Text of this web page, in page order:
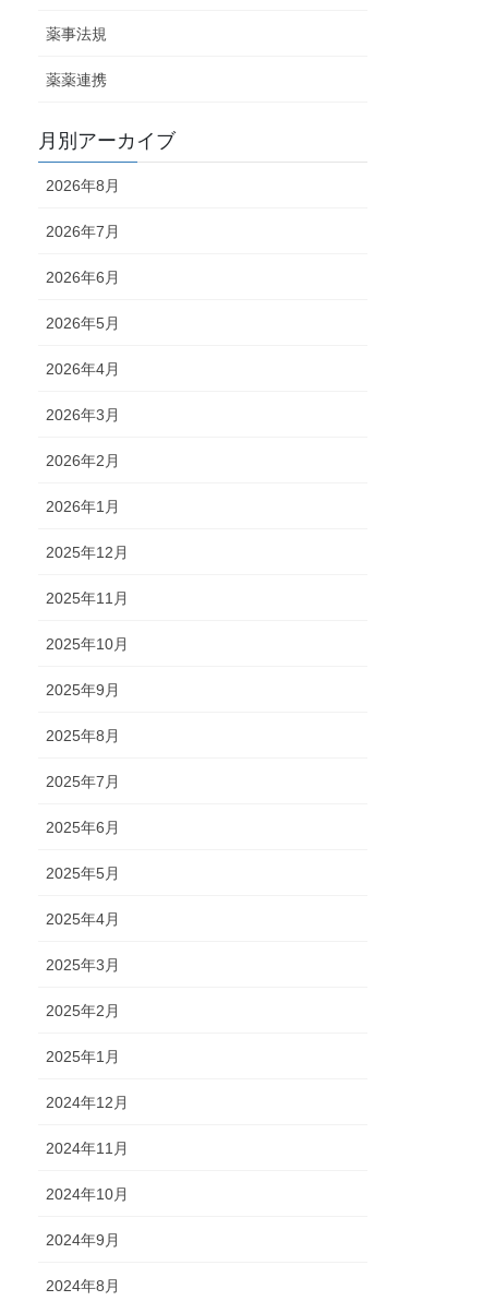
薬事法規
薬薬連携
月別アーカイブ
2026年8月
2026年7月
2026年6月
2026年5月
2026年4月
2026年3月
2026年2月
2026年1月
2025年12月
2025年11月
2025年10月
2025年9月
2025年8月
2025年7月
2025年6月
2025年5月
2025年4月
2025年3月
2025年2月
2025年1月
2024年12月
2024年11月
2024年10月
2024年9月
2024年8月